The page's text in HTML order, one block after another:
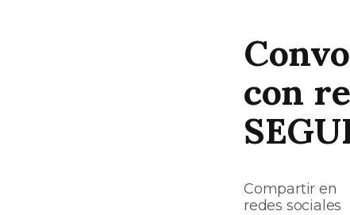
con
Compartir en
redes sociales